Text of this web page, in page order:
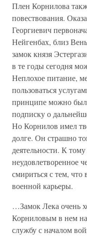
Плен Корнилова
повествования.
Георгиевич
Нейгенбах, близ
замок князя
в те годы сегодня
Неплохое питание,
пользоваться
принципе можно
подписку о
Но Корнилов имел
долге. Он страшно
деятельности. К
неудовлетворенное
смириться с тем, что
военной карьеры.
…Замок Лека очень
Корниловым в нем
службу с началом